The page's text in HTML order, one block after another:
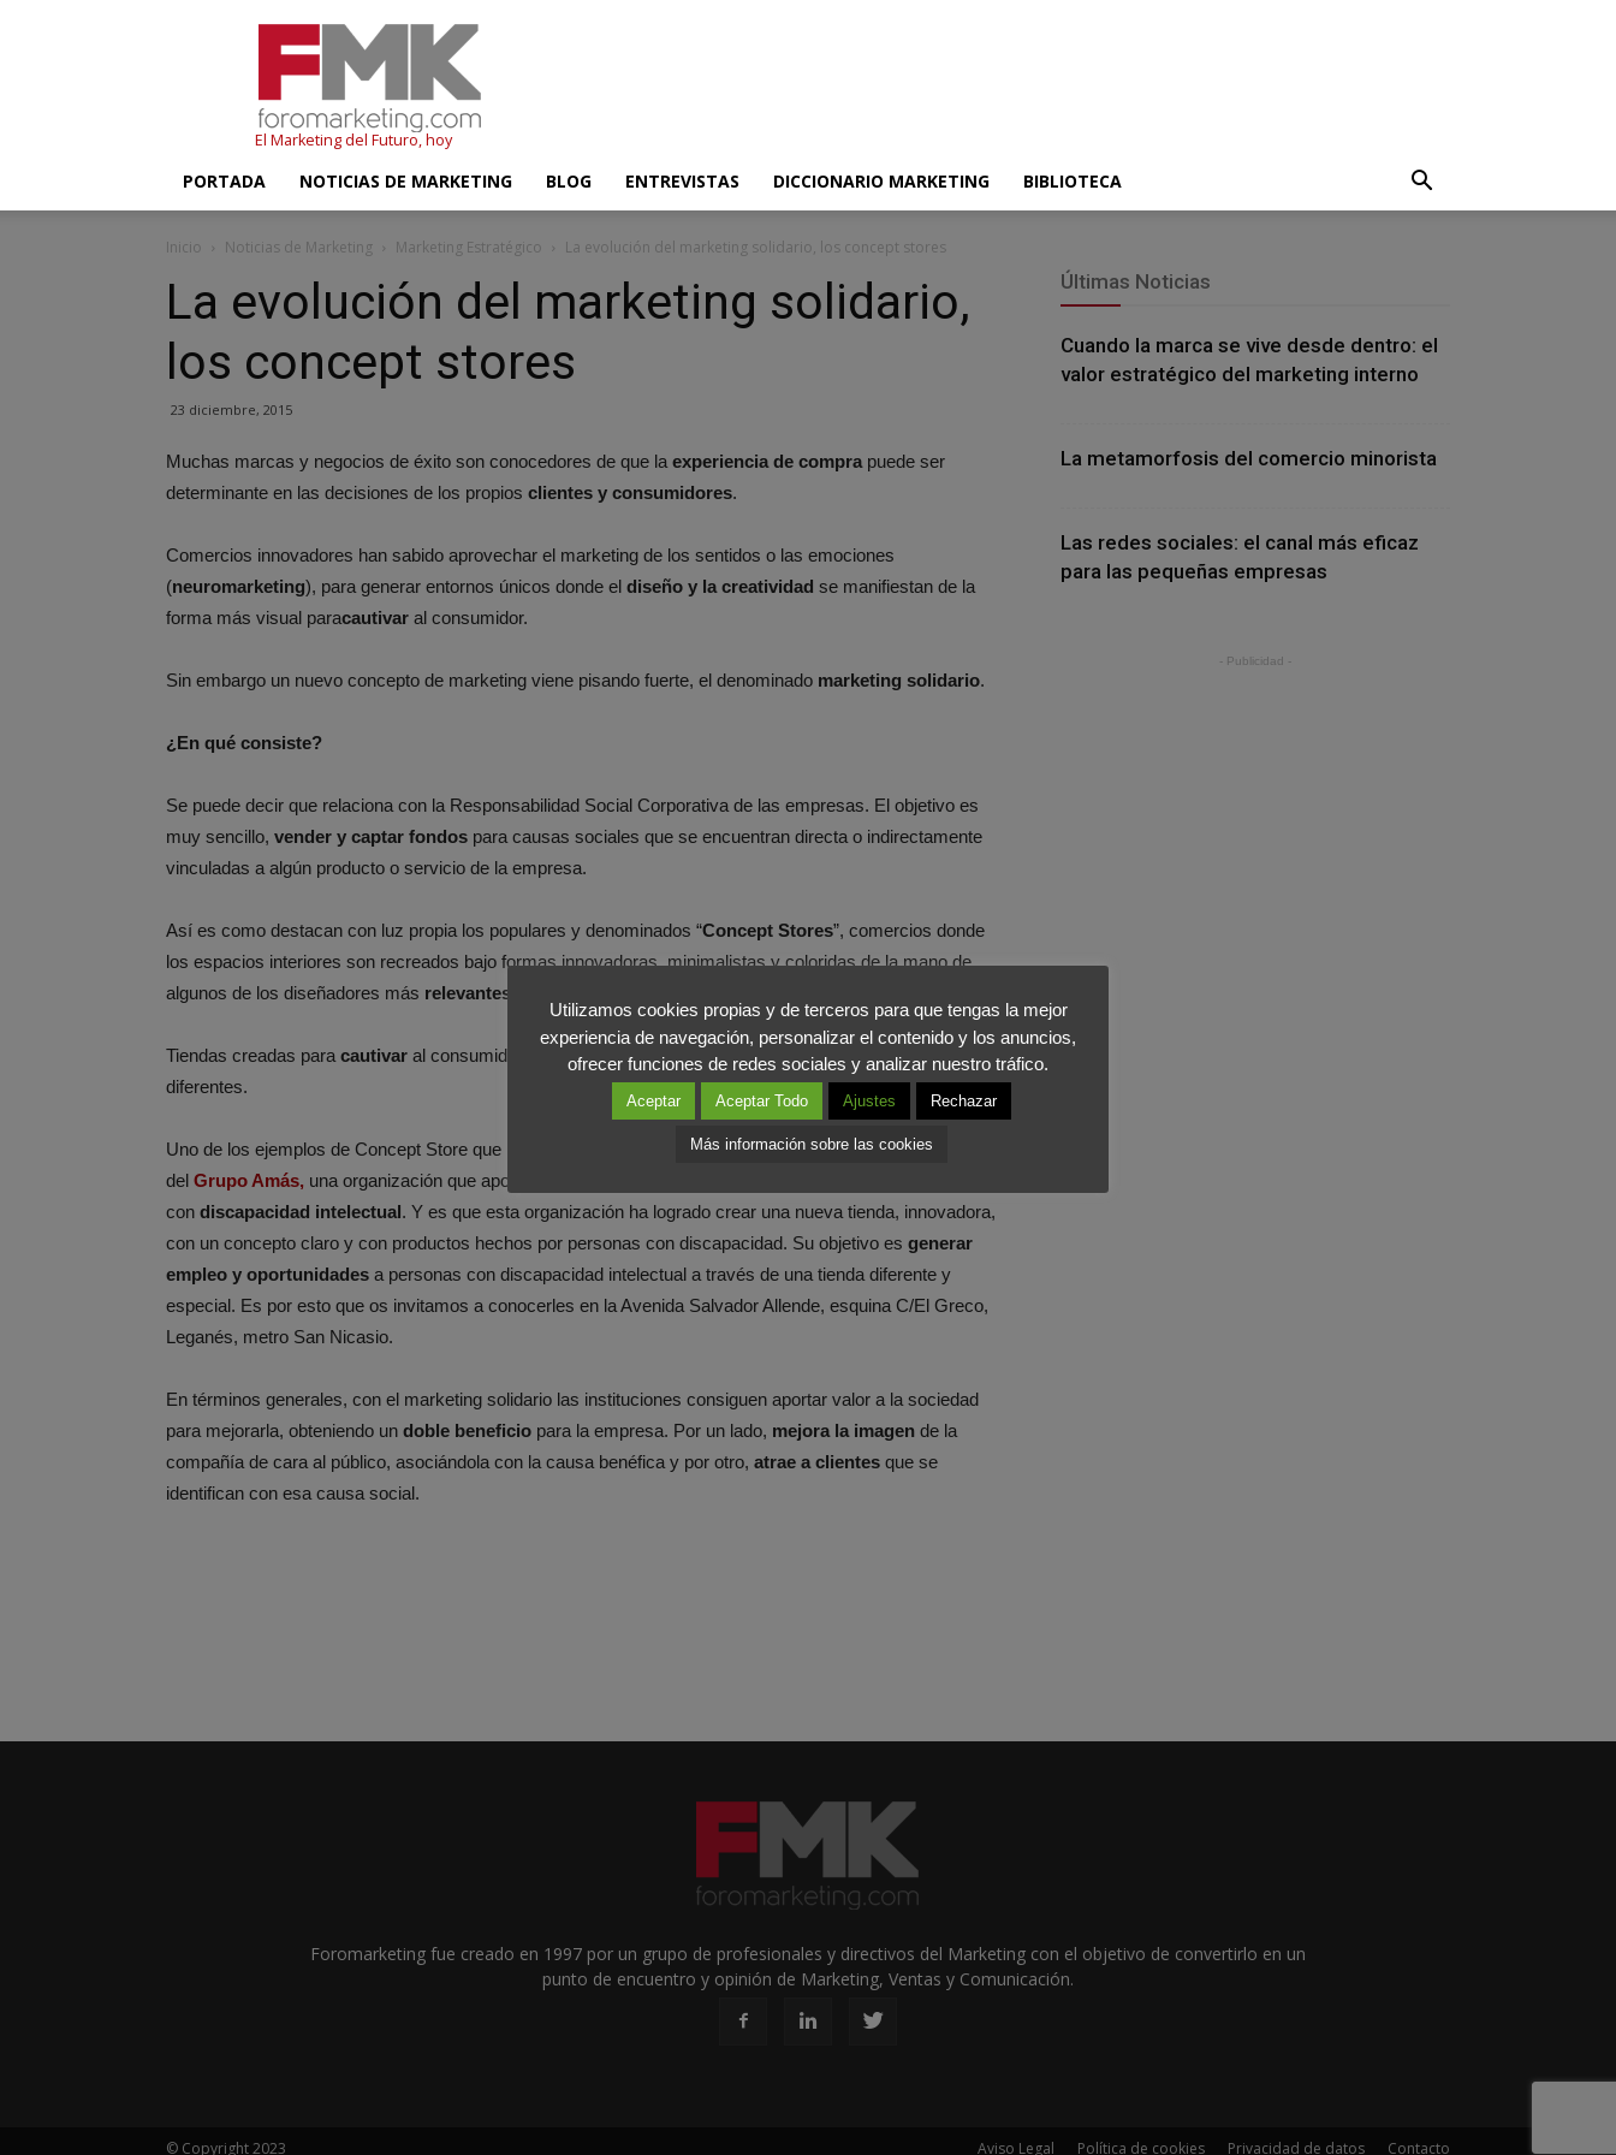
El Marketing del Futuro, hoy
PORTADA NOTICIAS DE MARKETING BLOG ENTREVISTAS DICCIONARIO MARKETING BIBLIOTECA
Inicio Noticias de Marketing Marketing Estratégico La evolución del marketing solidario, los concept stores
La evolución del marketing solidario,
los concept stores
23 diciembre, 2015
Muchas marcas y negocios de éxito son conocedores de que la experiencia de compra puede ser
determinante en las decisiones de los propios clientes y consumidores.
Comercios innovadores han sabido aprovechar el marketing de los sentidos o las emociones
(neuromarketing), para generar entornos únicos donde el diseño y la creatividad se manifiestan de la
forma más visual paracautivar al consumidor.
Sin embargo un nuevo concepto de marketing viene pisando fuerte, el denominado marketing solidario.
¿En qué consiste?
Se puede decir que relaciona con la Responsabilidad Social Corporativa de las empresas. El objetivo es
muy sencillo, vender y captar fondos para causas sociales que se encuentran directa o indirectamente
vinculadas a algún producto o servicio de la empresa.
Así es como destacan con luz propia los populares y denominados “Concept Stores”, comercios donde
los espacios interiores son recreados bajo formas innovadoras, minimalistas y coloridas de la mano de
algunos de los diseñadores más relevantes y vanguardistas
Tiendas creadas para cautivar al consumidor a través de emociones
con experiencias únicas y
diferentes.
Uno de los ejemplos de Concept Store que nos ha sorprendido gratamente enForomarketinges el
del Grupo Amás, una organización que apoya, ejerce, impulsa y defiende los derechos de las personas
con discapacidad intelectual. Y es que esta organización ha logrado crear una nueva tienda, innovadora,
con un concepto claro y con productos hechos por personas con discapacidad. Su objetivo es generar
empleo y oportunidades a personas con discapacidad intelectual a través de una tienda diferente y
especial. Es por esto que os invitamos a conocerles en la Avenida Salvador Allende, esquina C/El Greco,
Leganés, metro San Nicasio.
En términos generales, con el marketing solidario las instituciones consiguen aportar valor a la sociedad
para mejorarla, obteniendo un doble beneficio para la empresa. Por un lado, mejora la imagen de la
compañía de cara al público, asociándola con la causa benéfica y por otro, atrae a clientes que se
identifican con esa causa social.
Últimas Noticias
Cuando la marca se vive desde dentro: el
valor estratégico del marketing interno
La metamorfosis del comercio minorista
Las redes sociales: el canal más eficaz
para las pequeñas empresas
- Publicidad -
Foromarketing fue creado en 1997 por un grupo de profesionales y directivos del Marketing con el objetivo de convertirlo en un
punto de encuentro y opinión de Marketing, Ventas y Comunicación.
Aviso Legal Política de cookies Privacidad de datos Contacto
© Copyright 2023
Utilizamos cookies propias y de terceros para que tengas la mejor
experiencia de navegación, personalizar el contenido y los anuncios,
ofrecer funciones de redes sociales y analizar nuestro tráfico.
Aceptar Aceptar Todo Ajustes Rechazar
Más información sobre las cookies